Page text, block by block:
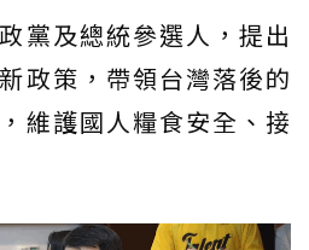
黨及總統參選人，提出
政策，帶領台灣落後的
維護國人糧食安全、接